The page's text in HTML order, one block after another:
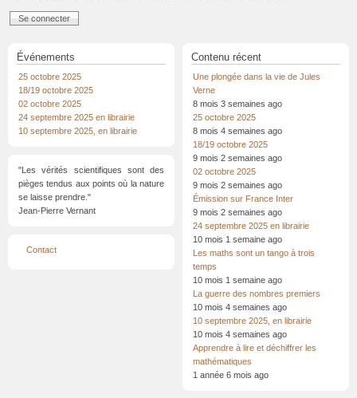
Événements
25 octobre 2025
18/19 octobre 2025
02 octobre 2025
24 septembre 2025 en librairie
10 septembre 2025, en librairie
"Les vérités scientifiques sont des
pièges tendus aux points où la nature
se laisse prendre."
Jean-Pierre Vernant
Menu
Contact
Contenu récent
Une plongée dans la vie de Jules
Verne
8 mois 3 semaines ago
25 octobre 2025
8 mois 4 semaines ago
18/19 octobre 2025
9 mois 2 semaines ago
02 octobre 2025
9 mois 2 semaines ago
Émission sur France Inter
9 mois 2 semaines ago
24 septembre 2025 en librairie
10 mois 1 semaine ago
Les maths sont un tango à trois
temps
10 mois 1 semaine ago
La guerre des nombres premiers
10 mois 4 semaines ago
10 septembre 2025, en librairie
10 mois 4 semaines ago
Apprendre à lire et déchiffrer les
mathématiques
1 année 6 mois ago